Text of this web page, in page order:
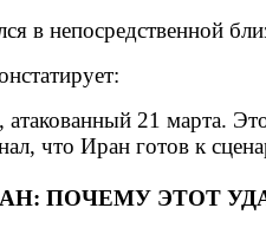
непосредственной
атакованный 21 марта.
что Иран готов к
ПОЧЕМУ ЭТОТ